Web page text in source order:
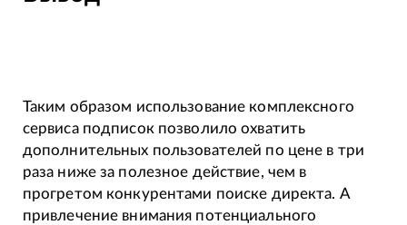
Таким образом использование комплексного
сервиса подписок позволило охватить
дополнительных пользователей по цене в три
раза ниже за полезное действие, чем в
прогретом конкурентами поиске директа. А
привлечение внимания потенциального